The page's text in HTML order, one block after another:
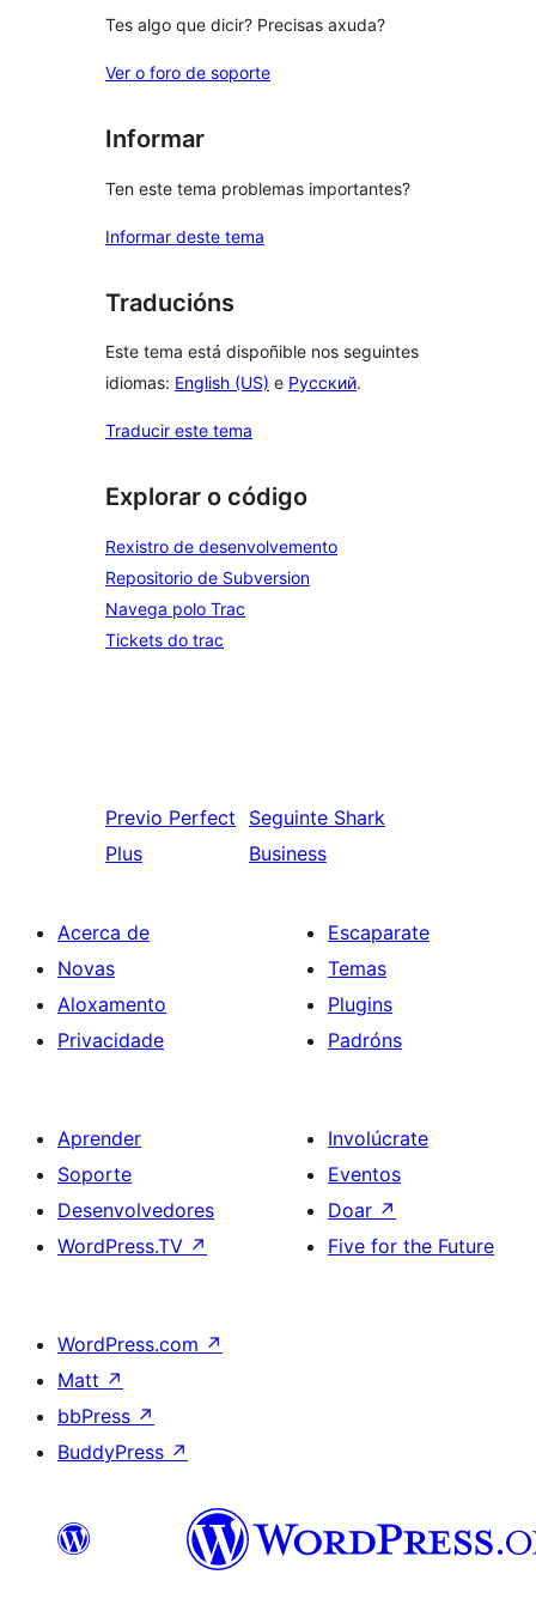
Tes algo que dicir? Precisas axuda?
Ver o foro de soporte
Informar
Ten este tema problemas importantes?
Informar deste tema
Traducións
Este tema está dispoñible nos seguintes
idiomas: English (US) e Русский.
Traducir este tema
Explorar o código
Rexistro de desenvolvemento
Repositorio de Subversion
Navega polo Trac
Tickets do trac
Previo Perfect
Plus
Seguinte Shark
Business
Acerca de
Novas
Aloxamento
Privacidade
Escaparate
Temas
Plugins
Padróns
Aprender
Soporte
Desenvolvedores
WordPress.TV ↗
Involúcrate
Eventos
Doar ↗
Five for the Future
WordPress.com ↗
Matt ↗
bbPress ↗
BuddyPress ↗